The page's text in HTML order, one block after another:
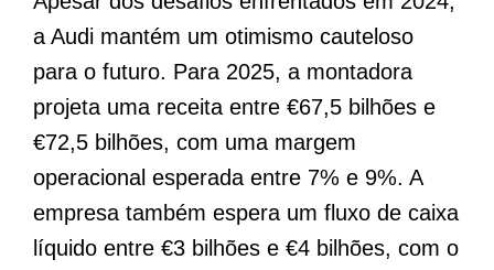
a Audi mantém um otimismo cauteloso
para o futuro. Para 2025, a montadora
projeta uma receita entre €67,5 bilhões e
€72,5 bilhões, com uma margem
operacional esperada entre 7% e 9%. A
empresa também espera um fluxo de caixa
líquido entre €3 bilhões e €4 bilhões, com o